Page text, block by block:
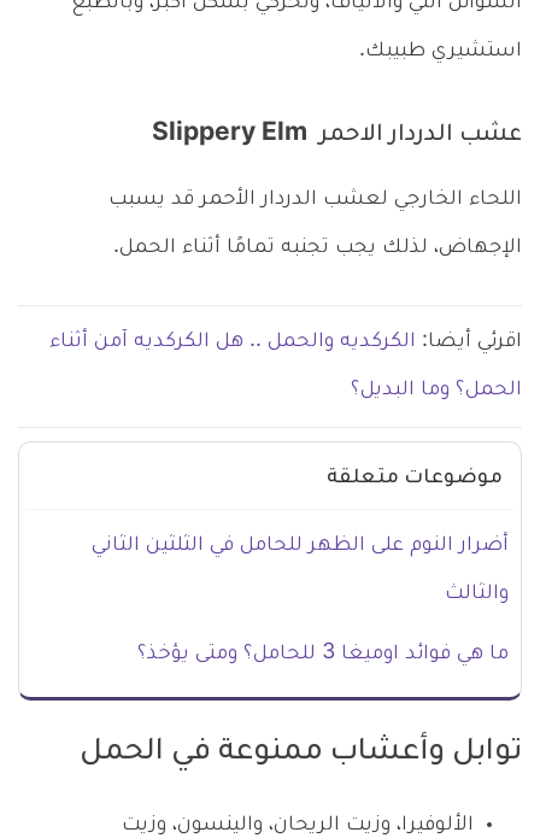
استشيري طبيبك.
عشب الدردار الاحمر Slippery Elm
اللحاء الخارجي لعشب الدردار الأحمر قد يسبب
الإجهاض، لذلك يجب تجنبه تمامًا أثناء الحمل.
اقرئي أيضا: الكركديه والحمل .. هل الكركديه آمن أثناء
الحمل؟ وما البديل؟
موضوعات متعلقة
أضرار النوم على الظهر للحامل في الثلثين الثاني
والثالث
ما هي فوائد اوميغا 3 للحامل؟ ومتى يؤخذ؟
توابل وأعشاب ممنوعة في الحمل
الألوفيرا، وزيت الريحان، والينسون، وزيت